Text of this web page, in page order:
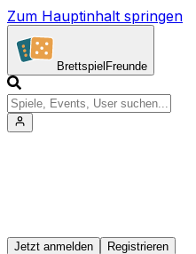
Zum Hauptinhalt springen
Brettspiel Freunde
Jetzt anmelden Registrieren